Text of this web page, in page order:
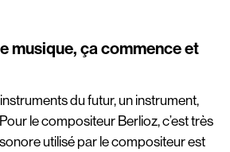
musique, ça commence et
du futur, un instrument,
le compositeur Berlioz, c’est très
utilisé par le compositeur est